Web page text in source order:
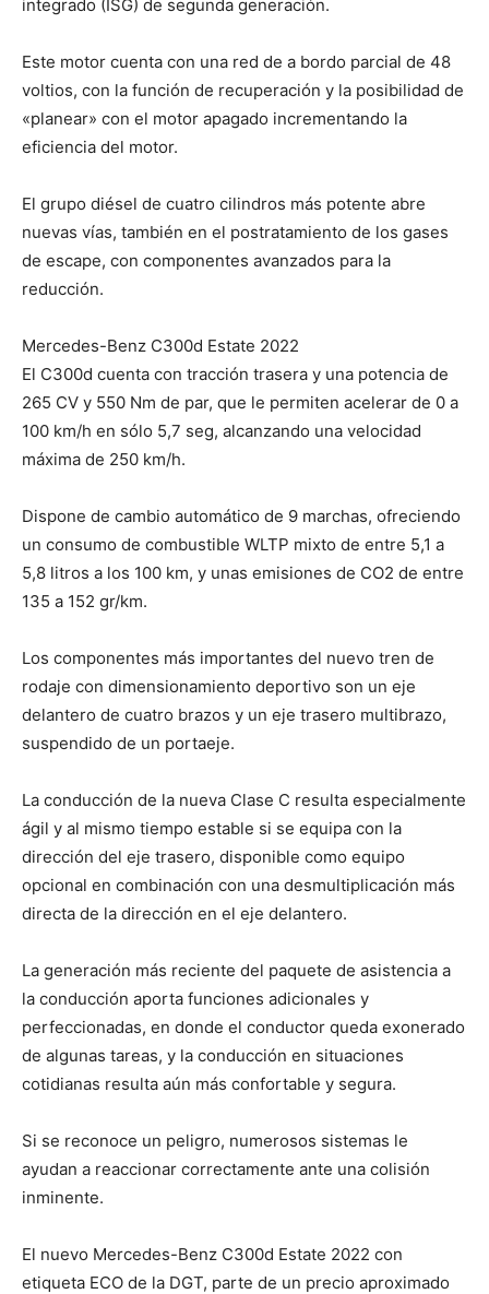
integrado (ISG) de segunda generación.
Este motor cuenta con una red de a bordo parcial de 48
voltios, con la función de recuperación y la posibilidad de
«planear» con el motor apagado incrementando la
eficiencia del motor.
El grupo diésel de cuatro cilindros más potente abre
nuevas vías, también en el postratamiento de los gases
de escape, con componentes avanzados para la
reducción.
Mercedes-Benz C300d Estate 2022
El C300d cuenta con tracción trasera y una potencia de
265 CV y 550 Nm de par, que le permiten acelerar de 0 a
100 km/h en sólo 5,7 seg, alcanzando una velocidad
máxima de 250 km/h.
Dispone de cambio automático de 9 marchas, ofreciendo
un consumo de combustible WLTP mixto de entre 5,1 a
5,8 litros a los 100 km, y unas emisiones de CO2 de entre
135 a 152 gr/km.
Los componentes más importantes del nuevo tren de
rodaje con dimensionamiento deportivo son un eje
delantero de cuatro brazos y un eje trasero multibrazo,
suspendido de un portaeje.
La conducción de la nueva Clase C resulta especialmente
ágil y al mismo tiempo estable si se equipa con la
dirección del eje trasero, disponible como equipo
opcional en combinación con una desmultiplicación más
directa de la dirección en el eje delantero.
La generación más reciente del paquete de asistencia a
la conducción aporta funciones adicionales y
perfeccionadas, en donde el conductor queda exonerado
de algunas tareas, y la conducción en situaciones
cotidianas resulta aún más confortable y segura.
Si se reconoce un peligro, numerosos sistemas le
ayudan a reaccionar correctamente ante una colisión
inminente.
El nuevo Mercedes-Benz C300d Estate 2022 con
etiqueta ECO de la DGT, parte de un precio aproximado